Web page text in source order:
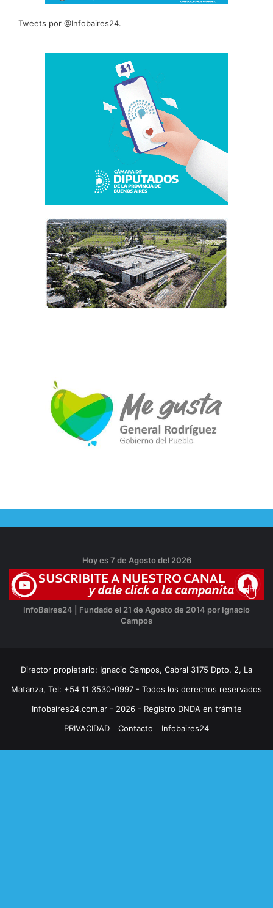
Tweets por @Infobaires24.
Hoy es 7 de Agosto del 2026
InfoBaires24 | Fundado el 21 de Agosto de 2014 por Ignacio
Campos
Director propietario: Ignacio Campos, Cabral 3175 Dpto. 2, La
Matanza, Tel: +54 11 3530-0997 - Todos los derechos reservados
Infobaires24.com.ar - 2026 - Registro DNDA en trámite
PRIVACIDAD
Contacto Infobaires24